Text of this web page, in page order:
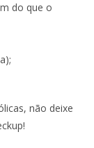
do que o
não deixe